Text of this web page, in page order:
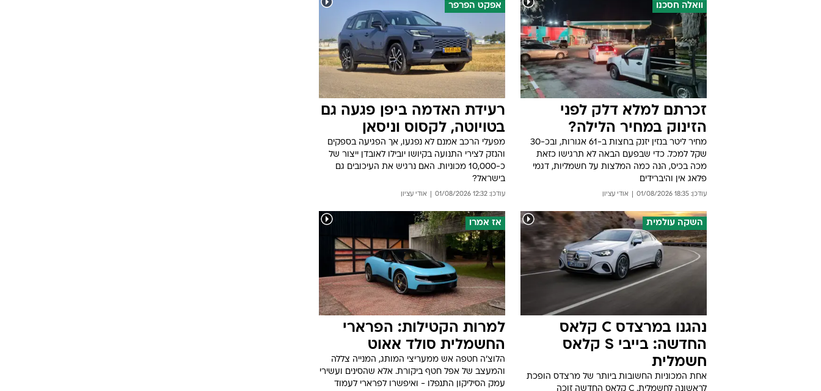
וואלה חסכנו
זכרתם למלא דלק לפני
הזינוק במחיר הלילה?
מחיר ליטר בנזין יזנק בחצות ב-61 אגורות, ובכ-30
שקל למכל. כדי שבפעם הבאה לא תרגישו כזאת
מכה בכיס, הנה כמה המלצות על חשמליות, דגמי
פלאג אין והיברידים
עודכן: 18:35 01/08/2026 אודי עציון
אפקט הפרפר
רעידת האדמה ביפן פגעה גם
בטויוטה, לקסוס וניסאן
מפעלי הרכב אמנם לא נפגעו, אך הפגיעה בספקים
והנזק לצירי התנועה בקיושו יובילו לאובדן ייצור של
כ-10,000 מכוניות. האם נרגיש את העיכובים גם
בישראל?
עודכן: 12:32 01/08/2026 אודי עציון
השקה עולמית
נהגנו במרצדס C קלאס
החדשה: בייבי S קלאס
חשמלית
אחת המכוניות החשובות ביותר של מרצדס הופכת
לראשונה לחשמלית. C קלאס החדשה זוכה
אז אמרו
למרות הקטילות: הפרארי
החשמלית סולד אאוט
הלוצ'ה חטפה אש ממעריצי המותג, המנייה צללה
והמעצב של אפל חטף ביקורת. אלא שהסינים ועשירי
עמק הסיליקון התנפלו - ואיפשרו לפרארי לעמוד